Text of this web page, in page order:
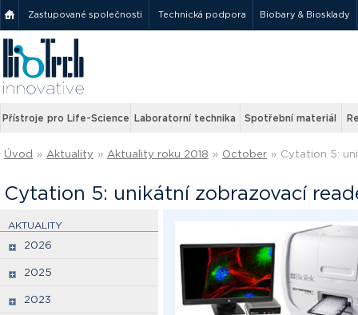
Zastupované společnosti Technická podpora Biobary & Biosklady
Přístroje pro Life-Science Laboratorní technika Spotřební materiál
Úvod » Aktuality » Aktuality roku 2018 » October » Cytation 5:
Cytation 5: unikátní zobrazovací
AKTUALITY
2026
2025
2023